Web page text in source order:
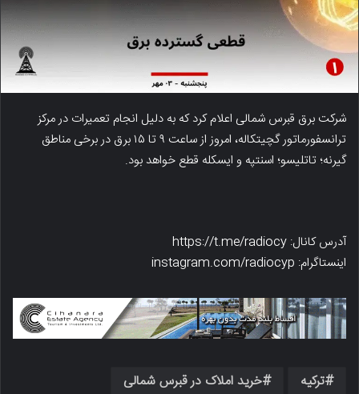
شرکت برق قبرس شمالی اعلام کرد که به دلیل انجام تعمیرات در مرکز
ترانسفورماتور گچیتکاله، امروز از ساعت ۹ تا ۱۵ برق در برخی مناطق
گیرنه؛ تاتلیسو؛ اسنتپه و ایسکله قطع خواهد بود.
آدرس کانال: https://t.me/radiocy
اینستاگرام: instagram.com/radiocyp
ترکیه
خرید املاک در قبرس شمالی